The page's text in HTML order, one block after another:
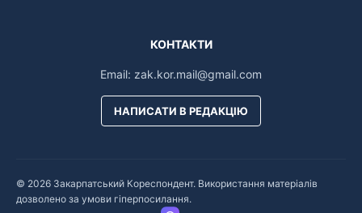
КОНТАКТИ
Email: zak.kor.mail@gmail.com
НАПИСАТИ В РЕДАКЦІЮ
© 2026 Закарпатський Кореспондент. Використання матеріалів
дозволено за умови гіперпосилання.